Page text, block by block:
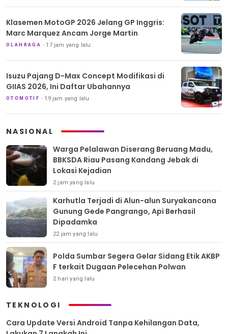
Klasemen MotoGP 2026 Jelang GP Inggris:
Marc Marquez Ancam Jorge Martin
OLAHRAGA 17 jam yang lalu
Isuzu Pajang D-Max Concept Modifikasi di
GIIAS 2026, Ini Daftar Ubahannya
OTOMOTIF 19 jam yang lalu
NASIONAL
Warga Pelalawan Diserang Beruang Madu,
BBKSDA Riau Pasang Kandang Jebak di
Lokasi Kejadian
2 jam yang lalu
Karhutla Terjadi di Alun-alun Suryakancana
Gunung Gede Pangrango, Api Berhasil
Dipadamka
22 jam yang lalu
Polda Sumbar Segera Gelar Sidang Etik AKBP
F terkait Dugaan Pelecehan Polwan
2 hari yang lalu
TEKNOLOGI
Cara Update Versi Android Tanpa Kehilangan Data,